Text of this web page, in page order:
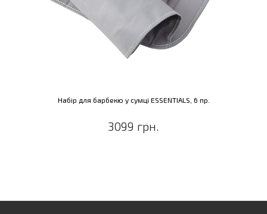
Набір для барбекю у сумці ESSENTIALS, 6 пр.
3099 грн.